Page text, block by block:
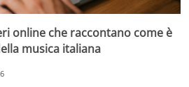
online che raccontano come è
musica italiana